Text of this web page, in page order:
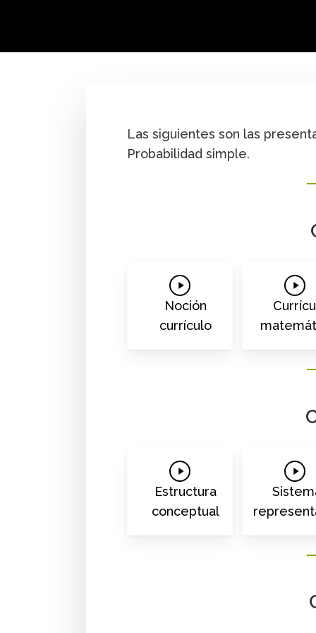
Las siguientes son las
Probabilidad simple.
Play
Video
Noción
currículo
Play
Play
Video
Estructura
conceptual
Play